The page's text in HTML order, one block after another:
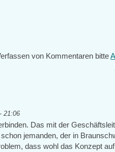
von Kommentaren bitte
21:06
Das mit der
jemanden, der in
dass wohl das Konzept auf